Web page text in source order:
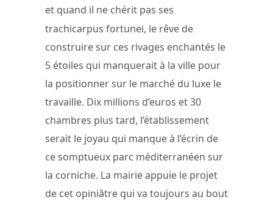
et quand il ne chérit pas ses
trachicarpus fortunei, le rêve de
construire sur ces rivages enchantés le
5 étoiles qui manquerait à la ville pour
la positionner sur le marché du luxe le
travaille. Dix millions d’euros et 30
chambres plus tard, l’établissement
serait le joyau qui manque à l’écrin de
ce somptueux parc méditerranéen sur
la corniche. La mairie appuie le projet
de cet opiniâtre qui va toujours au bout